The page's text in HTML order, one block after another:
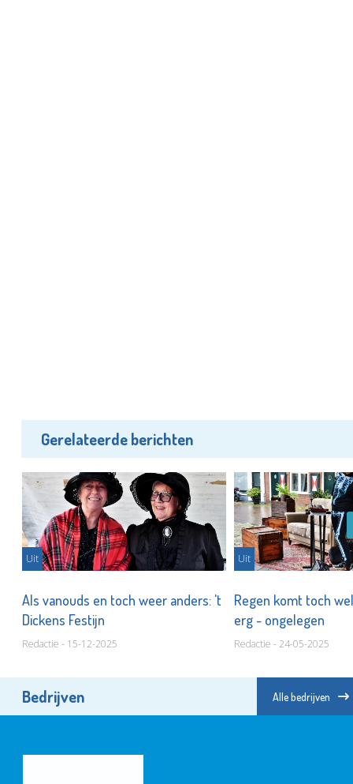
Gerelateerde berichten
Uit
Als vanouds en toch weer anders: 't
Dickens Festijn
Redactie - 15-12-2025
Uit
Regen komt toch
erg - ongelegen
Redactie - 24-05-2025
Bedrijven Alle bedrijven